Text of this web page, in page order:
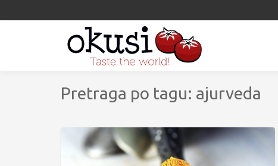
Pretraga po tagu: ajurveda